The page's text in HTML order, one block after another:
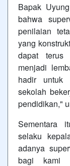
Bapak
bahwa
penilaian
yang
dapat terus
menjadi
hadir untuk
sekolah
pendidikan,"
Sementara
selaku
adanya
bagi kami